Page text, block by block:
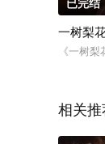
已完结
一树梨
《一树
相关推